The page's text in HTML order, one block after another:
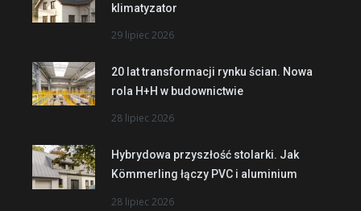
klimatyzator
29 lipiec 2026
20 lat transformacji rynku ścian. Nowa
rola H+H w budownictwie
28 lipiec 2026
Hybrydowa przyszłość stolarki. Jak
Kömmerling łączy PVC i aluminium
28 lipiec 2026